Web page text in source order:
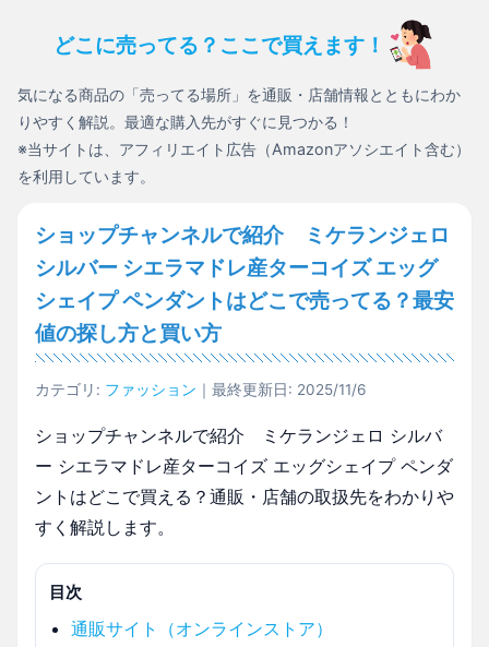
どこに売ってる？ここで買えます！
気になる商品の「売ってる場所」を通販・店舗情報とともにわか
りやすく解説。最適な購入先がすぐに見つかる！
※当サイトは、アフィリエイト広告（Amazonアソシエイト含む）
を利用しています。
ショップチャンネルで紹介 ミケランジェロ
シルバー シエラマドレ産ターコイズ エッグ
シェイプ ペンダントはどこで売ってる？最安
値の探し方と買い方
カテゴリ: ファッション ｜最終更新日: 2025/11/6
ショップチャンネルで紹介 ミケランジェロ シルバ
ー シエラマドレ産ターコイズ エッグシェイプ ペンダ
ントはどこで買える？通販・店舗の取扱先をわかりや
すく解説します。
目次
通販サイト（オンラインストア）